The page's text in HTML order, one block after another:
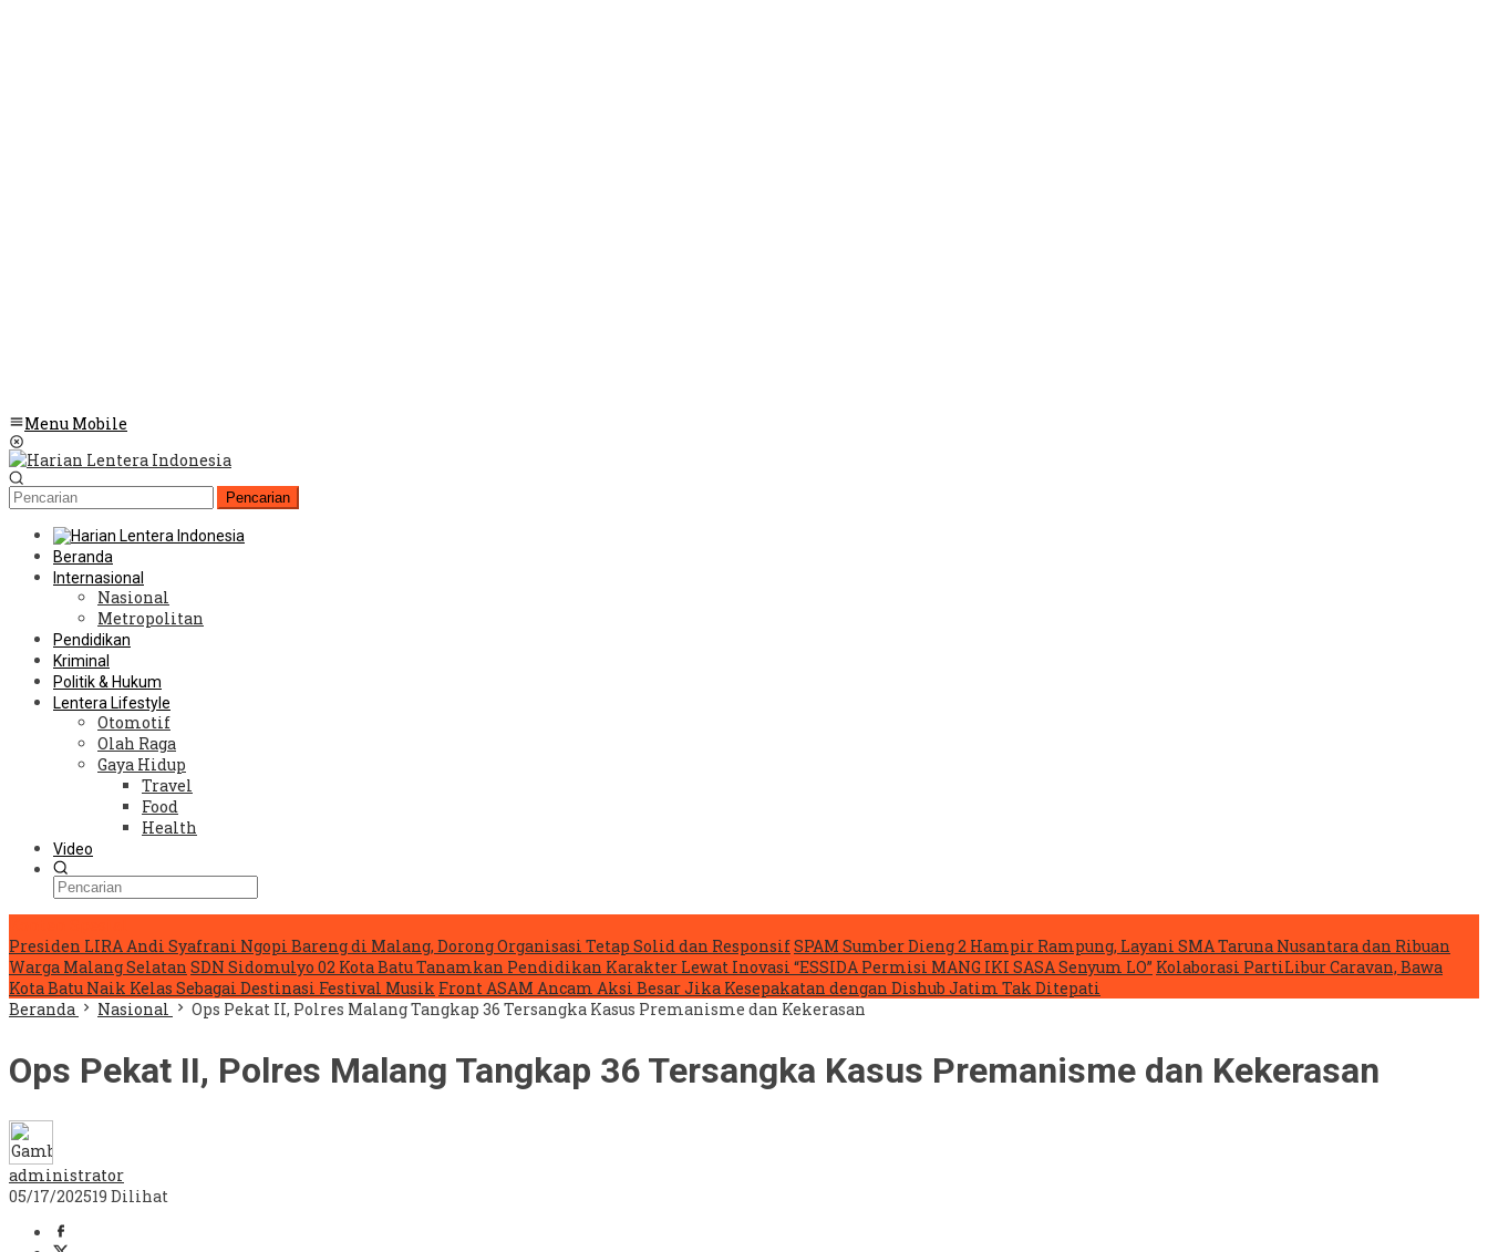
Menu Mobile
Pencarian
Beranda
Internasional
Nasional
Metropolitan
Pendidikan
Kriminal
Politik & Hukum
Lentera Lifestyle
Otomotif
Olah Raga
Gaya Hidup
Travel
Food
Health
Video
Presiden LIRA Andi Syafrani Ngopi Bareng di Malang, Dorong Organisasi Tetap Solid dan ResponsifSPAM Sumber Dieng 2 Hampir Rampung, Layani SMA Taruna Nusantara dan Ribuan
Warga Malang Selatan SDN Sidomulyo 02 Kota Batu Tanamkan Pendidikan Karakter Lewat Inovasi “ESSIDA Permisi MANG IKI SASA Senyum LO” Kolaborasi PartiLibur Caravan, Bawa
Kota Batu Naik Kelas Sebagai Destinasi Festival Musik Front ASAM Ancam Aksi Besar Jika Kesepakatan dengan Dishub Jatim Tak Ditepati
Beranda
Nasional Ops Pekat II, Polres Malang Tangkap 36 Tersangka Kasus Premanisme dan Kekerasan
Ops Pekat II, Polres Malang Tangkap 36 Tersangka Kasus Premanisme dan Kekerasan
administrator
05/17/202519 Dilihat